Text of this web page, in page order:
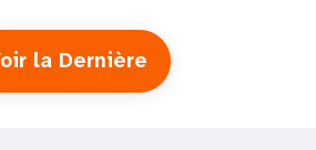
la Dernière